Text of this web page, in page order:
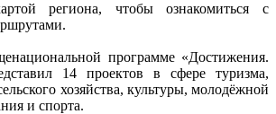
региона, чтобы ознакомиться с
программе «Достижения.
14 проектов в сфере туризма,
хозяйства, культуры, молодёжной
и спорта.